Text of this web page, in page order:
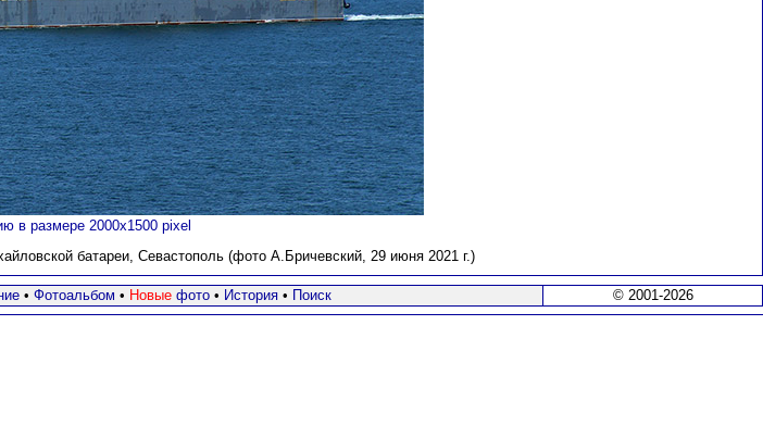
в размере 2000х1500 pixel
батареи, Севастополь (фото А.Бричевский, 29 июня 2021 г.)
• Фотоальбом • Новыефото • История• Поиск © 2001-2026